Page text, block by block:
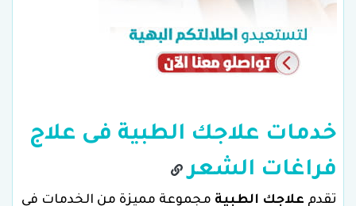
خدمات علاجك الطبية فى علاج
فراغات الشعر
تقدم علاجك الطبية مجموعة مميزة من الخدمات في